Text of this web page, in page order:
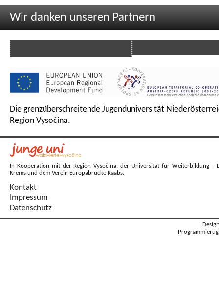
Wir danken unseren Partnern
Die grenzüberschreitende Jugenduniversität
Region Vysočina.
In Kooperation mit der Region Vysočina, der Universität für Weiterbildung –
Krems und dem Verein Europabrücke Raabs.
Kontakt
Impressum
Datenschutz